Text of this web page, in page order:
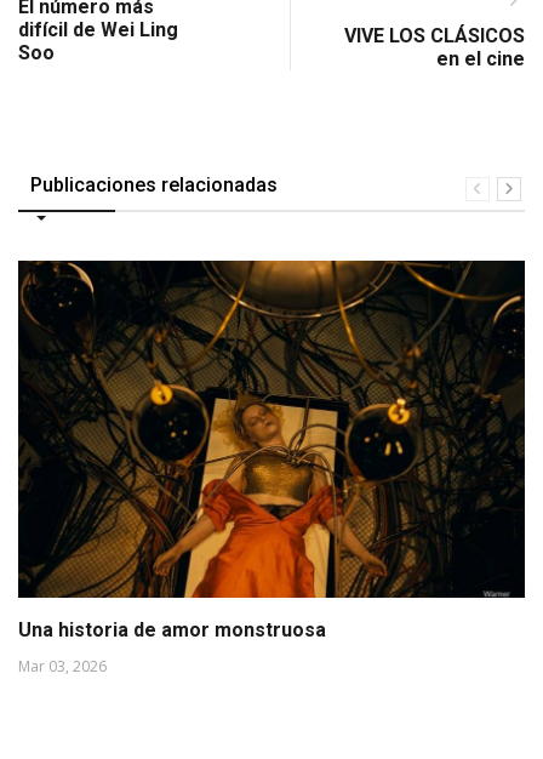
El número más
difícil de Wei Ling
Soo
VIVE LOS CLÁSICOS
en el cine
Publicaciones relacionadas
Una historia de amor monstruosa
Mar 03, 2026